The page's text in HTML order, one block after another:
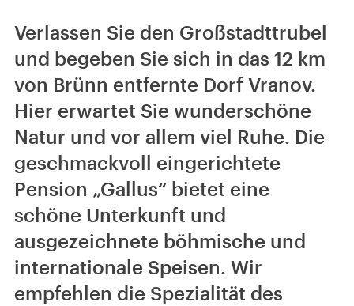
Verlassen Sie den Großstadttrubel
und begeben Sie sich in das 12 km
von Brünn entfernte Dorf Vranov.
Hier erwartet Sie wunderschöne
Natur und vor allem viel Ruhe. Die
geschmackvoll eingerichtete
Pension „Gallus“ bietet eine
schöne Unterkunft und
ausgezeichnete böhmische und
internationale Speisen. Wir
empfehlen die Spezialität des